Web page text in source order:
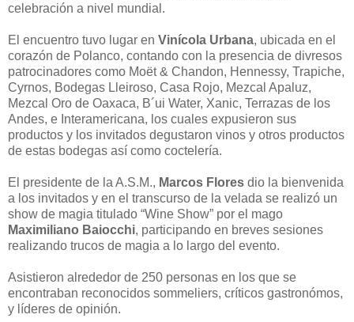
celebración a nivel mundial.
El encuentro tuvo lugar en Vinícola Urbana, ubicada en el
corazón de Polanco, contando con la presencia de divresos
patrocinadores como Moët & Chandon, Hennessy, Trapiche,
Cyrnos, Bodegas Lleiroso, Casa Rojo, Mezcal Apaluz,
Mezcal Oro de Oaxaca, B´ui Water, Xanic, Terrazas de los
Andes, e Interamericana, los cuales expusieron sus
productos y los invitados degustaron vinos y otros productos
de estas bodegas así como coctelería.
El presidente de la A.S.M., Marcos Flores dio la bienvenida
a los invitados y en el transcurso de la velada se realizó un
show de magia titulado “Wine Show” por el mago
Maximiliano Baiocchi, participando en breves sesiones
realizando trucos de magia a lo largo del evento.
Asistieron alrededor de 250 personas en los que se
encontraban reconocidos sommeliers, críticos gastronómos,
y líderes de opinión.